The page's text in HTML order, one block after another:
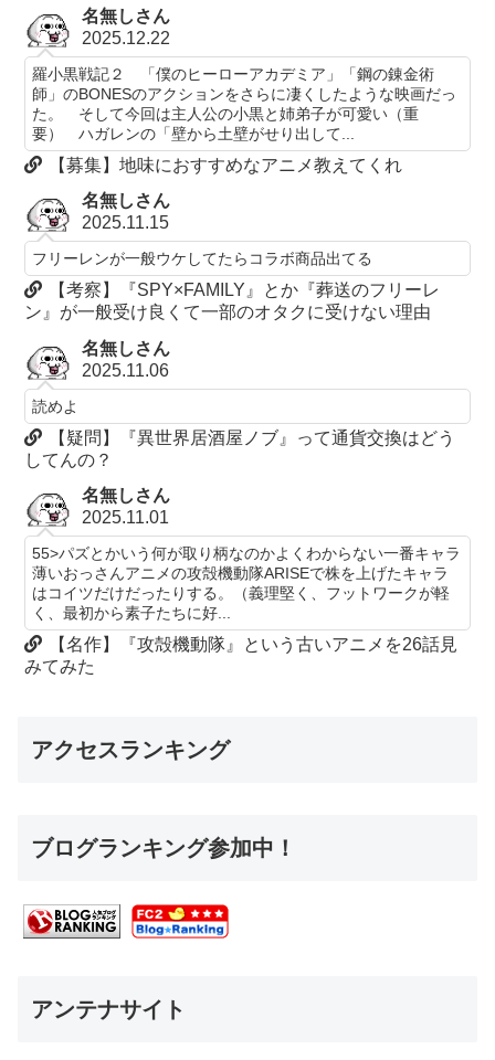
名無しさん
2025.12.22
羅小黒戦記２ 「僕のヒーローアカデミア」「鋼の錬金術
師」のBONESのアクションをさらに凄くしたような映画だっ
た。 そして今回は主人公の小黒と姉弟子が可愛い（重
要） ハガレンの「壁から土壁がせり出して...
【募集】地味におすすめなアニメ教えてくれ
名無しさん
2025.11.15
フリーレンが一般ウケしてたらコラボ商品出てる
【考察】『SPY×FAMILY』とか『葬送のフリーレ
ン』が一般受け良くて一部のオタクに受けない理由
名無しさん
2025.11.06
読めよ
【疑問】『異世界居酒屋ノブ』って通貨交換はどう
してんの？
名無しさん
2025.11.01
55>パズとかいう何が取り柄なのかよくわからない一番キャラ
薄いおっさんアニメの攻殻機動隊ARISEで株を上げたキャラ
はコイツだけだったりする。（義理堅く、フットワークが軽
く、最初から素子たちに好...
【名作】『攻殻機動隊』という古いアニメを26話見
みてみた
アクセスランキング
ブログランキング参加中！
アンテナサイト